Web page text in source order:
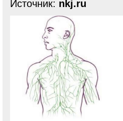
Источник: nkj.ru